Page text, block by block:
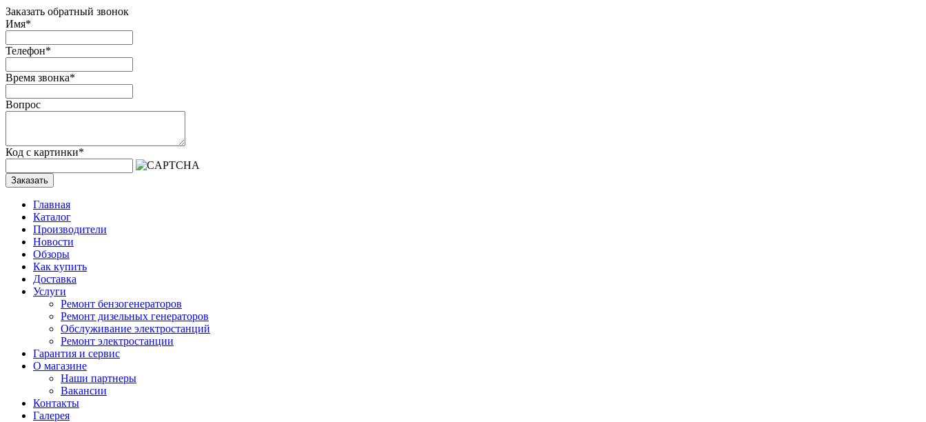
Заказать обратный звонок
Имя*
Телефон*
Время звонка*
Вопрос
Код с картинки*
Заказать
Главная
Каталог
Производители
Новости
Обзоры
Как купить
Доставка
Услуги
Ремонт бензогенераторов
Ремонт дизельных генераторов
Обслуживание электростанций
Ремонт электростанции
Гарантия и сервис
О магазине
Наши партнеры
Вакансии
Контакты
Галерея